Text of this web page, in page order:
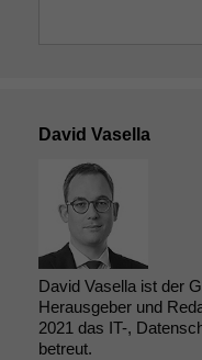
David Vasella
David Vasella ist der
Herausgeber und
2021 das IT-,
betreut.